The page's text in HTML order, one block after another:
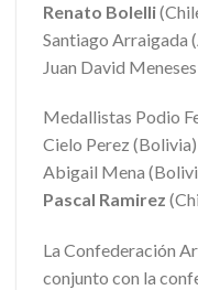
Renato Bolelli
Santiago Arraigada
Juan David
Medallistas Podio
Cielo Perez (Bolivia)
Abigail Mena
Pascal Ramirez
La Confederación
conjunto con la